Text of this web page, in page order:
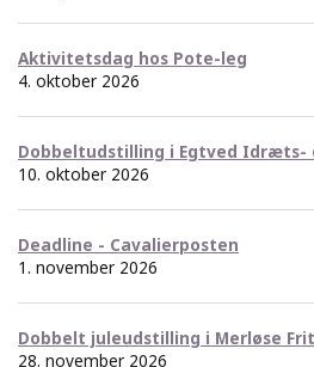
Aktivitetsdag hos Pote-leg
4. oktober 2026
Dobbeltudstilling i Egtved Idræts-
10. oktober 2026
Deadline - Cavalierposten
1. november 2026
Dobbelt juleudstilling i Merløse
28. november 2026